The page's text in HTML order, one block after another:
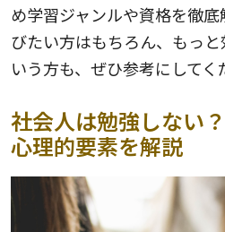
め学習ジャンルや資格を徹
びたい方はもちろん、もっ
いう方も、ぜひ参考にしてく
社会人は勉強しない
心理的要素を解説